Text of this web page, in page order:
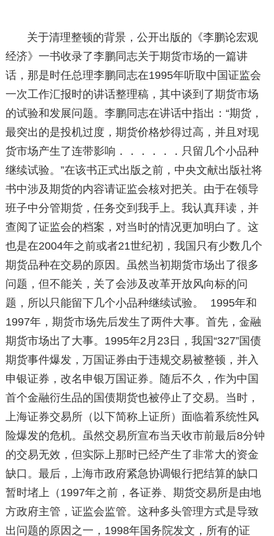
关于清理整顿的背景，公开出版的《李鹏论宏观
经济》一书收录了李鹏同志关于期货市场的一篇讲
话，那是时任总理李鹏同志在1995年听取中国证监会
一次工作汇报时的讲话整理稿，其中谈到了期货市场
的试验和发展问题。李鹏同志在讲话中指出：“期货，
最突出的是投机过度，期货价格炒得过高，并且对现
货市场产生了连带影响．．．．．．只留几个小品种
继续试验。”在该书正式出版之前，中央文献出版社将
书中涉及期货的内容请证监会核对把关。由于在领导
班子中分管期货，任务交到我手上。我认真拜读，并
查阅了证监会的档案，对当时的情况更加明白了。这
也是在2004年之前或者21世纪初，我国只有少数几个
期货品种在交易的原因。虽然当初期货市场出了很多
问题，但不能关，关了会涉及改革开放风向标的问
题，所以只能留下几个小品种继续试验。 1995年和
1997年，期货市场先后发生了两件大事。首先，金融
期货市场出了大事。1995年2月23日，我国“327”国债
期货事件爆发，万国证券由于违规交易被整顿，并入
申银证券，改名申银万国证券。随后不久，作为中国
首个金融衍生品的国债期货也被停止了交易。当时，
上海证券交易所（以下简称上证所）面临着系统性风
险爆发的危机。虽然交易所宣布当天收市前最后8分钟
的交易无效，但实际上那时已经产生了非常大的资金
缺口。最后，上海市政府紧急协调银行把结算的缺口
暂时堵上（1997年之前，各证券、期货交易所是由地
方政府主管，证监会监管。这种多头管理方式是导致
出问题的原因之一，1998年国务院发文，所有的证